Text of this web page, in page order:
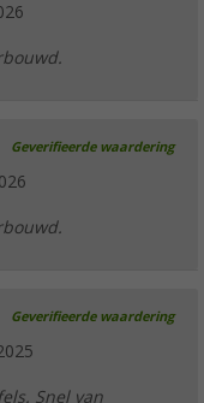
Geverifieerde waardering
Geverifieerde waardering
Snel van